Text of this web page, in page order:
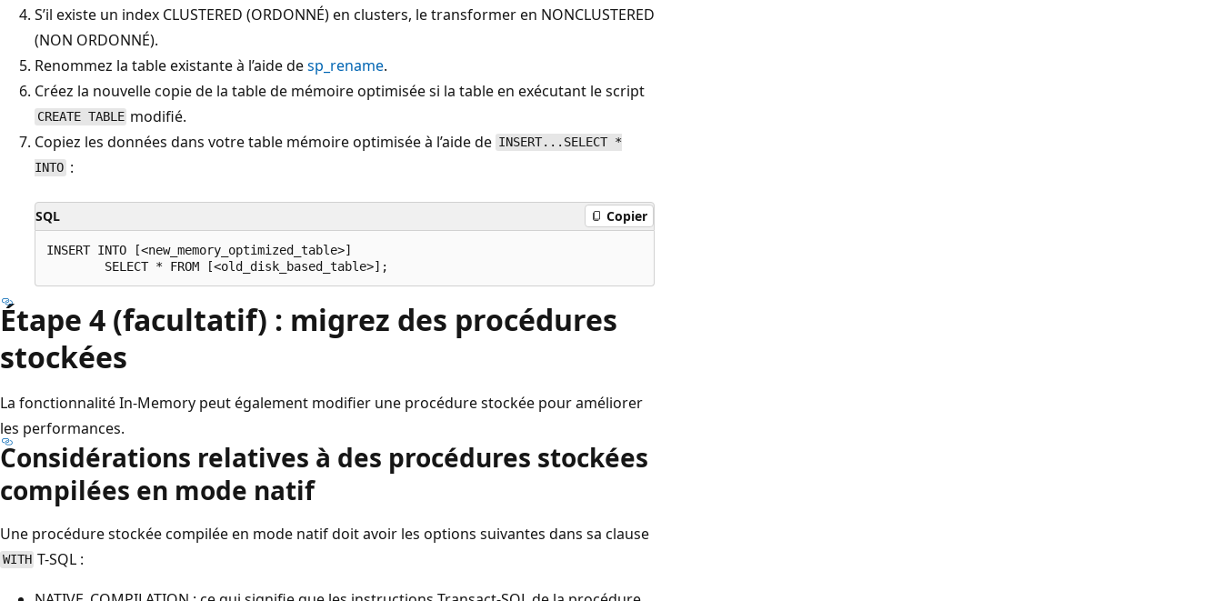
S’il existe un index CLUSTERED (ORDONNÉ) en clusters, le transformer en NONCLUSTERED
(NON ORDONNÉ).
Renommez la table existante à l’aide desp_rename.
Créez la nouvelle copie de la table de mémoire optimisée si la table en exécutant le script
CREATE TABLE modifié.
Copiez les données dans votre table mémoire optimisée à l’aide de INSERT...SELECT *
INTO :
SQL Copier
INSERT INTO [<new_memory_optimized_table>]
Étape 4 (facultatif) : migrez des procédures
stockées
La fonctionnalité In-Memory peut également modifier une procédure stockée pour améliorer
les performances.
Considérations relatives à des procédures stockées
compilées en mode natif
Une procédure stockée compilée en mode natif doit avoir les options suivantes dans sa clause
WITH T-SQL :